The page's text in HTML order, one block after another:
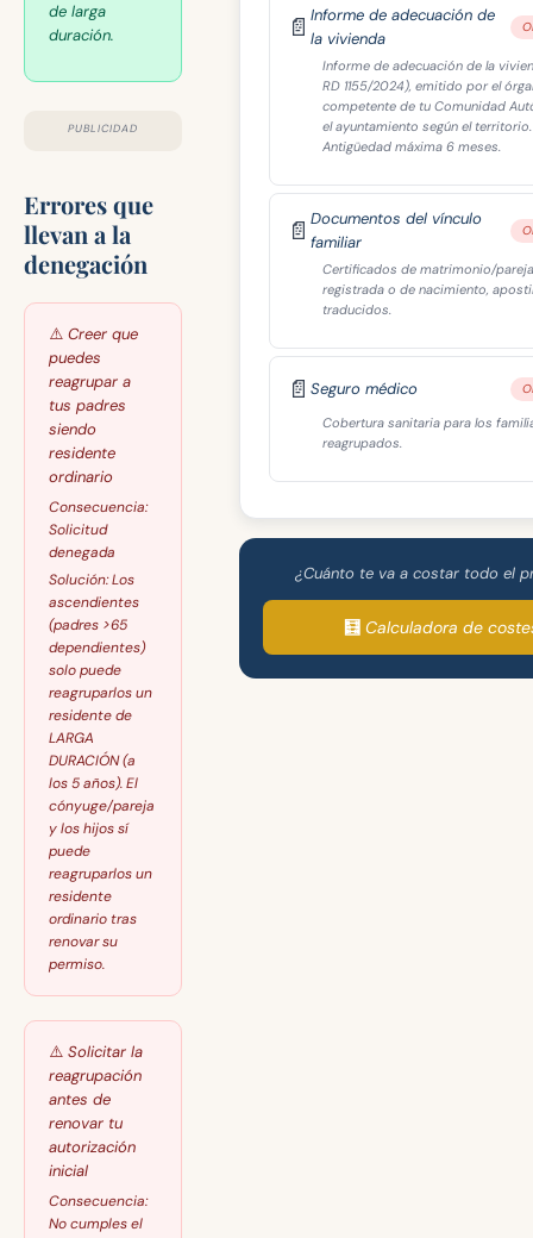
de larga
duración.
PUBLICIDAD
Errores que
llevan a la
denegación
⚠️ Creer que
puedes
reagrupar a
tus padres
siendo
residente
ordinario
Consecuencia:
Solicitud
denegada
Solución:Los
ascendientes
(padres >65
dependientes)
solo puede
reagruparlos un
residente de
LARGA
DURACIÓN (a
los 5 años). El
cónyuge/pareja
y los hijos sí
puede
reagruparlos un
residente
ordinario tras
renovar su
permiso.
⚠️ Solicitar la
reagrupación
antes de
renovar tu
autorización
inicial
Consecuencia:
No cumples el
📄 Informe de adecuación de
la vivienda
Informe de adecuación de la
RD 1155/2024), emitido por el
competente de tu Comunidad
el ayuntamiento según el territorio.
Antigüedad máxima 6 meses.
📄 Documentos del vínculo
familiar
Certificados de matrimonio/pareja
registrada o de nacimiento,
traducidos.
📄 Seguro médico
Cobertura sanitaria para los
reagrupados.
¿Cuánto te va a costar todo el
🧮 Calculadora de